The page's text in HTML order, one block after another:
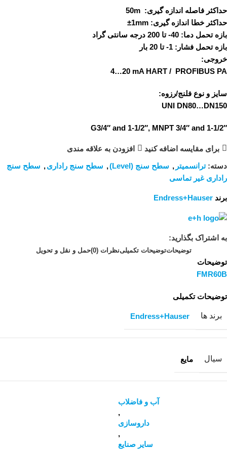
حداکثر فاصله اندازه گیری:
حداکثر خطا اندازه گیری:
بازه تحمل دما: 40- تا 200 درجه سانتی گراد
بازه تحمل فشار: 1- تا 20 بار
خروجی:
4…20 mA HART / PROFIBUS PA
سایز و نوع فلنج/رزوه:
UNI DN80…DN150
G3/4″ and 1-1/2″, MNPT 3/4″ and 1-1/2″
برای مقایسه اضافه کنید افزودن به علاقه مندی
دسته: ترانسمیتر , سطح سنج (Level) , سطح سنج راداری, سطح سنج
راداری غیر تماسی
برند Endress+Hauser
به اشتراک بگذارید:
توضیحاتتوضیحات تکمیلینظرات (0) حمل و نقل و تحویل
توضیحات
FMR60B
توضیحات تکمیلی
برند ها Endress+Hauser
سیال مایع
آب و فاضلاب
,
داروسازی
,
سایر صنایع